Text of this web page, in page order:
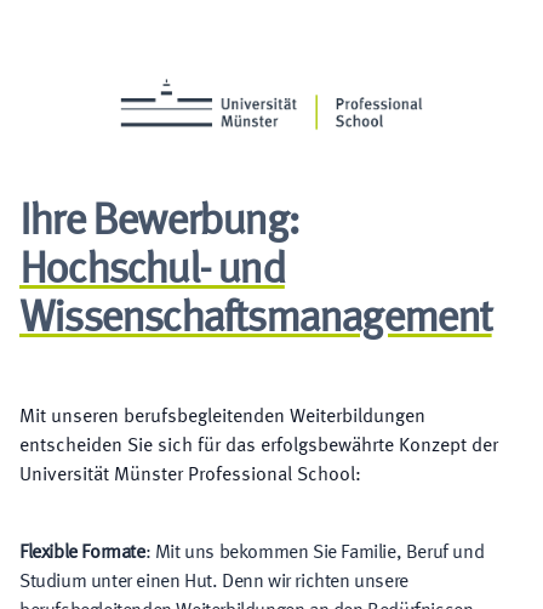
Ihre Bewerbung:
Hochschul- und
Wissenschaftsmanagement
Mit unseren berufsbegleitenden Weiterbildungen
entscheiden Sie sich für das erfolgsbewährte Konzept der
Universität Münster Professional School:
Flexible Formate: Mit uns bekommen Sie Familie, Beruf und
Studium unter einen Hut. Denn wir richten unsere